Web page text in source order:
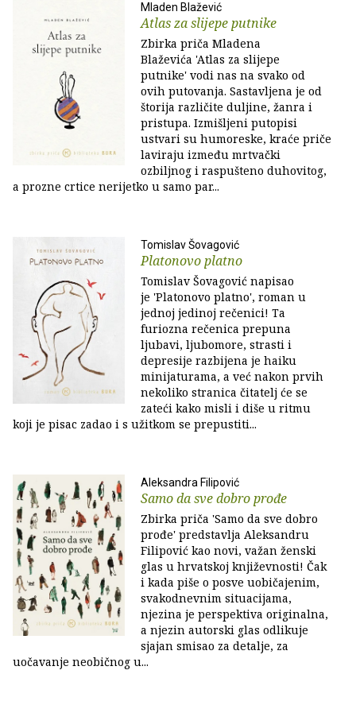
Mladen Blažević
Atlas za slijepe putnike
Zbirka priča Mladena
Blaževića 'Atlas za slijepe
putnike' vodi nas na svako od
ovih putovanja. Sastavljena je od
štorija različite duljine, žanra i
pristupa. Izmišljeni putopisi
ustvari su humoreske, kraće priče
laviraju između mrtvački
ozbiljnog i raspušteno duhovitog,
a prozne crtice nerijetko u samo par...
Tomislav Šovagović
Platonovo platno
Tomislav Šovagović napisao
je 'Platonovo platno', roman u
jednoj jedinoj rečenici! Ta
furiozna rečenica prepuna
ljubavi, ljubomore, strasti i
depresije razbijena je haiku
minijaturama, a već nakon prvih
nekoliko stranica čitatelj će se
zateći kako misli i diše u ritmu
koji je pisac zadao i s užitkom se prepustiti...
Aleksandra Filipović
Samo da sve dobro prođe
Zbirka priča 'Samo da sve dobro
prođe' predstavlja Aleksandru
Filipović kao novi, važan ženski
glas u hrvatskoj književnosti! Čak
i kada piše o posve uobičajenim,
svakodnevnim situacijama,
njezina je perspektiva originalna,
a njezin autorski glas odlikuje
sjajan smisao za detalje, za
uočavanje neobičnog u...